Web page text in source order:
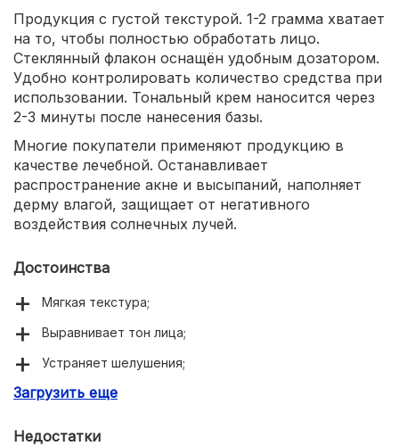
Продукция с густой текстурой. 1-2 грамма хватает
на то, чтобы полностью обработать лицо.
Стеклянный флакон оснащён удобным дозатором.
Удобно контролировать количество средства при
использовании. Тональный крем наносится через
2-3 минуты после нанесения базы.
Многие покупатели применяют продукцию в
качестве лечебной. Останавливает
распространение акне и высыпаний, наполняет
дерму влагой, защищает от негативного
воздействия солнечных лучей.
Достоинства
Мягкая текстура;
Выравнивает тон лица;
Устраняет шелушения;
Обладает высокой стойкостью;
Загрузить еще
Недостатки